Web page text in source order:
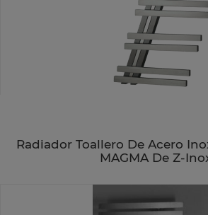
Radiador Toallero De Acero
MAGMA De Z-